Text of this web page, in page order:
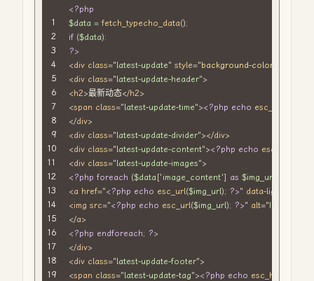
<?php
$data = fetch_typecho_data();
if ($data):
?>
<div class="latest-update" style="background-color
<div class="latest-update-header">
<h2>最新动态</h2>
<span class="latest-update-time"><?php echo esc_html
</div>
<div class="latest-update-divider"></div>
<div class="latest-update-content"><?php echo esc_html
<div class="latest-update-images">
<?php foreach ($data ['image_content'] as $img_url
<a href="<?php echo esc_url($img_url); ?>" data-lightbox
<img src="<?php echo esc_url($img_url); ?>" alt="Image
</a>
<?php endforeach; ?>
</div>
<div class="latest-update-footer">
<span class="latest-update-tag"><?php echo esc_html